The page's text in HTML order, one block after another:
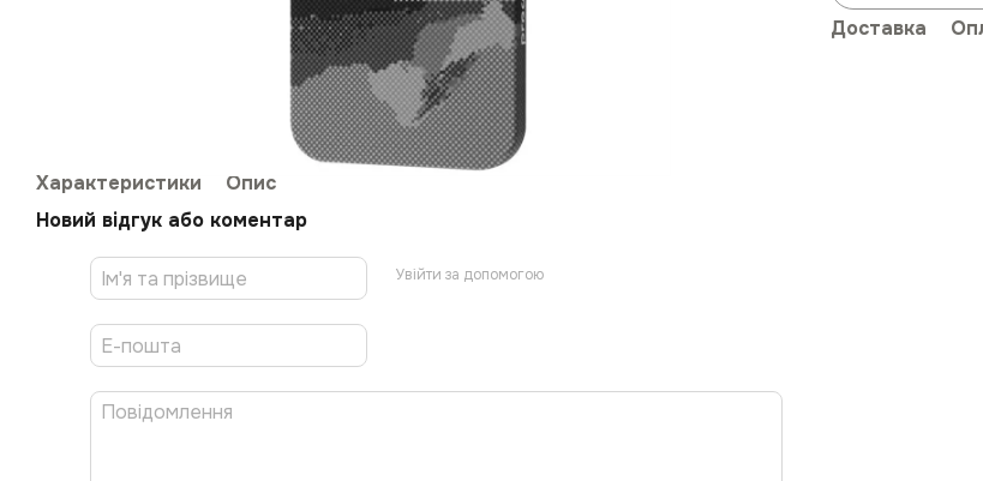
Характеристики
Опис
Новий відгук або коментар
Увійти за допомогою
Доставка